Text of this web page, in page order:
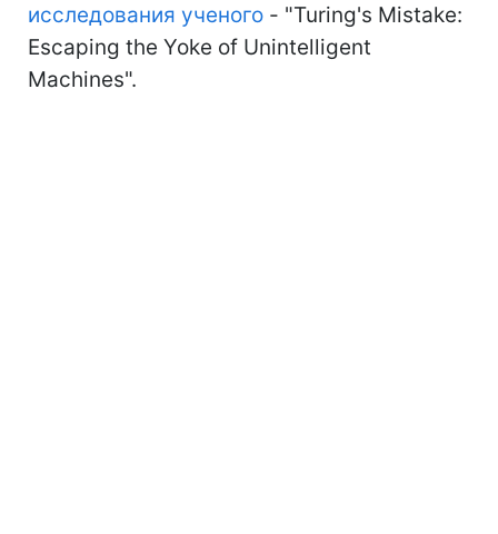
исследования ученого - "Turing's Mistake:
Escaping the Yoke of Unintelligent
Machines".